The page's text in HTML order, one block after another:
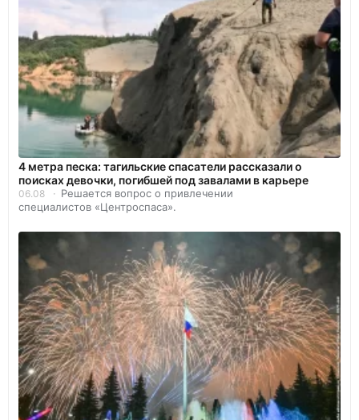
4 метра песка: тагильские спасатели рассказали о
поисках девочки, погибшей под завалами в карьере
06.08
Решается вопрос о привлечении
специалистов «Центроспаса».